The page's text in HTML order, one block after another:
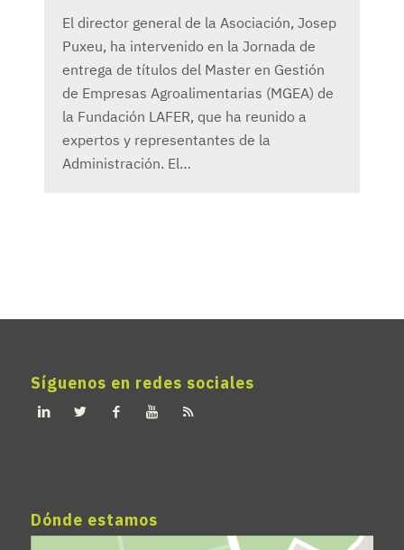
El director general de la Asociación, Josep
Puxeu, ha intervenido en la Jornada de
entrega de títulos del Master en Gestión
de Empresas Agroalimentarias (MGEA) de
la Fundación LAFER, que ha reunido a
expertos y representantes de la
Administración. El…
Síguenos en redes sociales
Dónde estamos